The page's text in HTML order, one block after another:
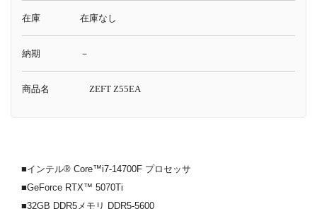
在庫 在庫なし
納期 －
商品名 ZEFT Z55EA
■インテル® Core™i7-14700F プロセッサ
■GeForce RTX™ 5070Ti
■32GB DDR5メモリ DDR5-5600